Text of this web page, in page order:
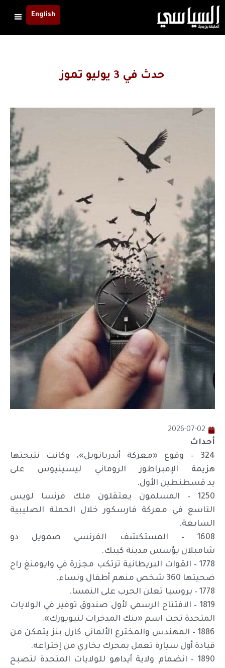
English
حدث في 3 يوليو تموز
2026-07-02
أحداث
324 – وقوع «معركة أندريانوبل»، وكانت نتيجتها
هزيمة الإمبراطور الروماني ليسينيوس على
يد قسطنطين الأول.
1250 – المسلمون يعتقلون ملك فرنسا لويس
التاسع في معركة فارسكور خلال الحملة الصليبية
السابعة.
1608 – المستكشف الفرنسي صمويل دو
شامبلان يؤسس مدينة كيبك.
1778 – القوات البريطانية ترتكب مجزرة في وايومنغ راح
ضحيتها 360 شخص منهم أطفال ونساء.
1778 – بروسيا تعلن الحرب على النمسا.
1819 – الافتتاح الرسمي لأول صندوق توفير في الولايات
المتحدة تحت اسم «بنك المدخرات لنيويورك».
1886 – المهندس والمخترع الألماني كارل بنز يتمكن من
قيادة أول سيارة تعمل بمحرك بخاري من إختراعه.
1890 – انضمام ولاية أيداهو للولايات المتحدة لتصبح